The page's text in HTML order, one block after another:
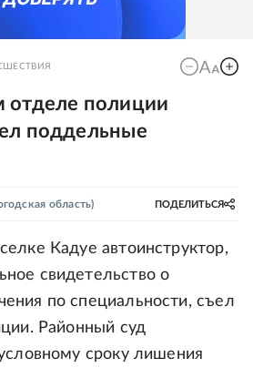
отделе полиции
поддельные
область) ПОДЕЛИТЬСЯ
Кадуе автоинструктор,
свидетельство о
по специальности, съел
Районный суд
сроку лишения